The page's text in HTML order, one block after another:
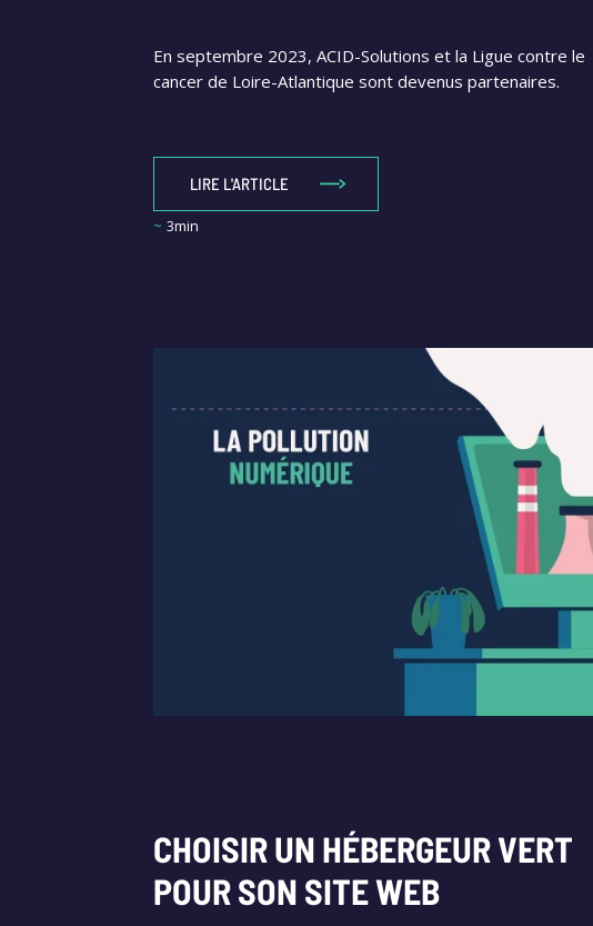
En septembre 2023, ACID-Solutions et la Ligue contre le
cancer de Loire-Atlantique sont devenus partenaires.
LIRE L'ARTICLE
~ 3min
CHOISIR UN HÉBERGEUR VERT
POUR SON SITE WEB